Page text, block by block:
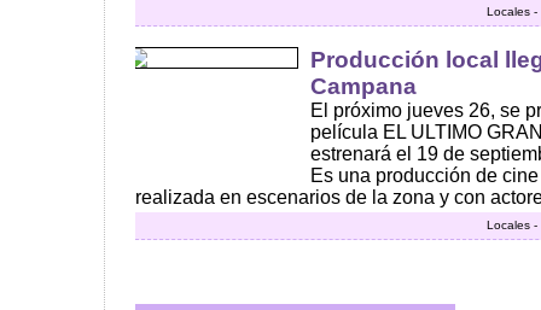
Locales
Producción local
Campana
El próximo jueves 26, se
película EL ULTIMO
estrenará el 19 de
Es una producción de
realizada en escenarios de la zona y con
Locales